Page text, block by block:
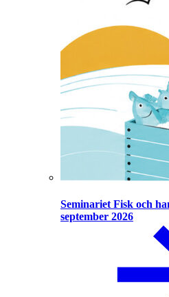
Seminariet Fisk och
september 2026